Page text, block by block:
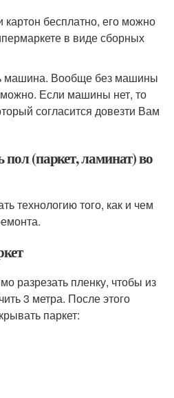
бесплатно, его можно
в виде сборных
машина. Вообще без машины
Если машины нет, то
согласится довезти Вам
(паркет, ламинат) во
технологию того, как и чем
разрезать пленку, чтобы из
3 метра. После этого
паркет: